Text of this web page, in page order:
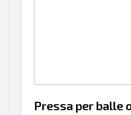
Pressa per balle